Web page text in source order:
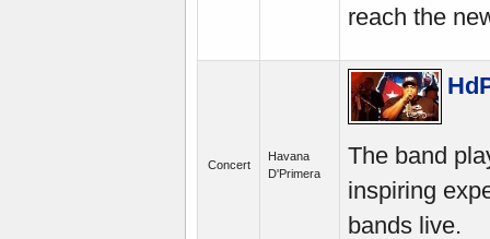
reach the
Concert
Havana
D'Primera
The band
inspiring
bands live.